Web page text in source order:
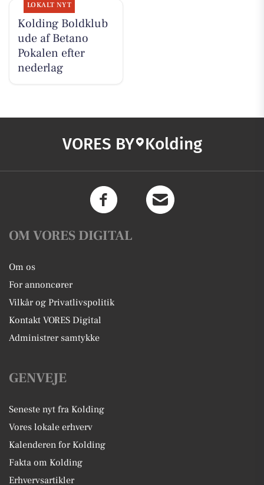
LOKALT NYT
Kolding Boldklub
ude af Betano
Pokalen efter
nederlag
VORES BY Kolding
OM VORES DIGITAL
Om os
For annoncører
Vilkår og Privatlivspolitik
Kontakt VORES Digital
Administrer samtykke
GENVEJE
Seneste nyt fra Kolding
Vores lokale erhverv
Kalenderen for Kolding
Fakta om Kolding
Erhvervsartikler